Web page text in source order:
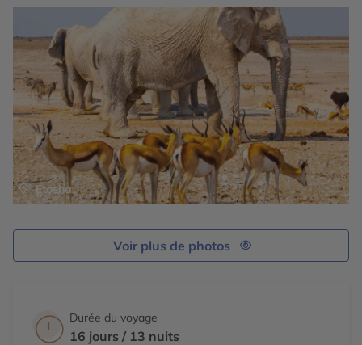
Dîner et nuit.
Etosha
Voir plus de photos
Durée du voyage
16 jours / 13 nuits